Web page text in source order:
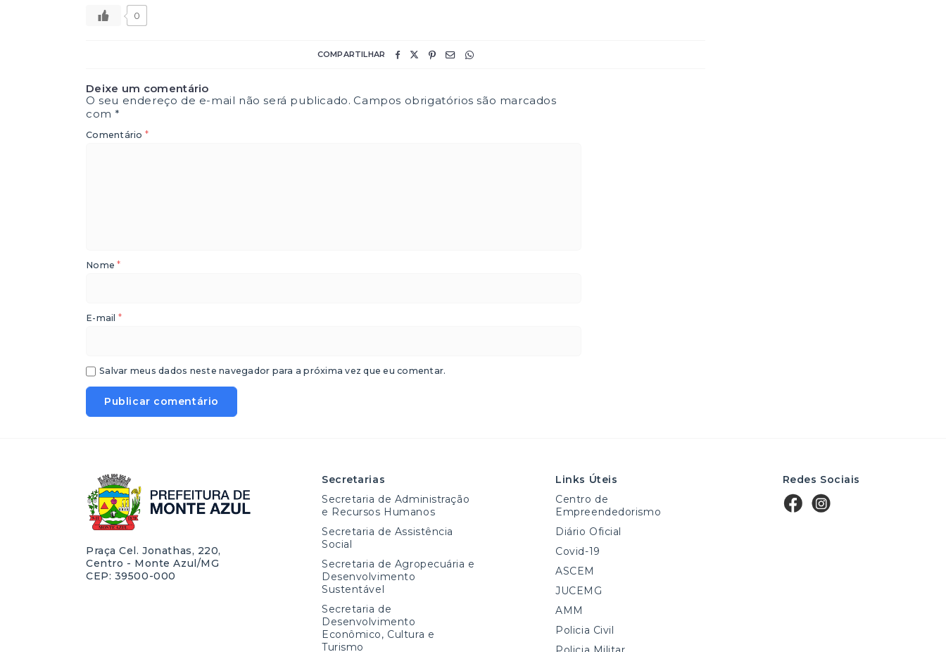
0
COMPARTILHAR
Deixe um comentário
O seu endereço de e-mail não será publicado. Campos obrigatórios são marcados
com*
Comentário *
Nome*
E-mail *
Salvar meus dados neste navegador para a próxima vez que eu comentar.
Praça Cel. Jonathas, 220,
Centro - Monte Azul/MG
CEP: 39500-000
Secretarias
Secretaria de Administração
e Recursos Humanos
Secretaria de Assistência
Social
Secretaria de Agropecuária e
Desenvolvimento
Sustentável
Secretaria de
Desenvolvimento
Econômico, Cultura e
Turismo
Links Úteis
Centro de
Empreendedorismo
Diário Oficial
Covid-19
ASCEM
JUCEMG
AMM
Policia Civil
Redes Sociais